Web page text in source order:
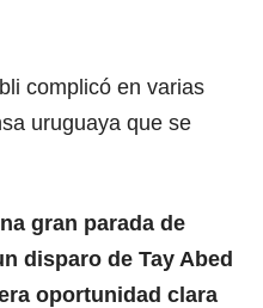
complicó en varias
uruguaya que se
gran parada de
disparo de Tay Abed
oportunidad clara